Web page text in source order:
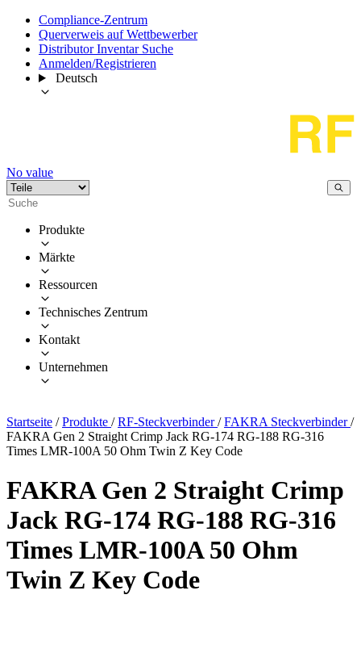
Compliance-Zentrum
Querverweis auf Wettbewerber
Distributor Inventar Suche
Anmelden/Registrieren
Deutsch
No value
Produkte
Märkte
Ressourcen
Technisches Zentrum
Kontakt
Unternehmen
Startseite / Produkte / RF-Steckverbinder/ FAKRA Steckverbinder/
FAKRA Gen 2 Straight Crimp Jack RG-174 RG-188 RG-316
Times LMR-100A 50 Ohm Twin Z Key Code
FAKRA Gen 2 Straight Crimp
Jack RG-174 RG-188 RG-316
Times LMR-100A 50 Ohm
Twin Z Key Code